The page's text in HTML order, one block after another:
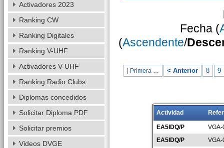
Fecha (
(Ascendente/
| Primera … < Anterior 8 9
Actividad
EA5IDQ/P
EA5IDQ/P
Activadores 2023
Ranking CW
Ranking Digitales
Ranking V-UHF
Activadores V-UHF
Ranking Radio Clubs
Diplomas concedidos
Solicitar Diploma PDF
Solicitar premios
Videos DVGE